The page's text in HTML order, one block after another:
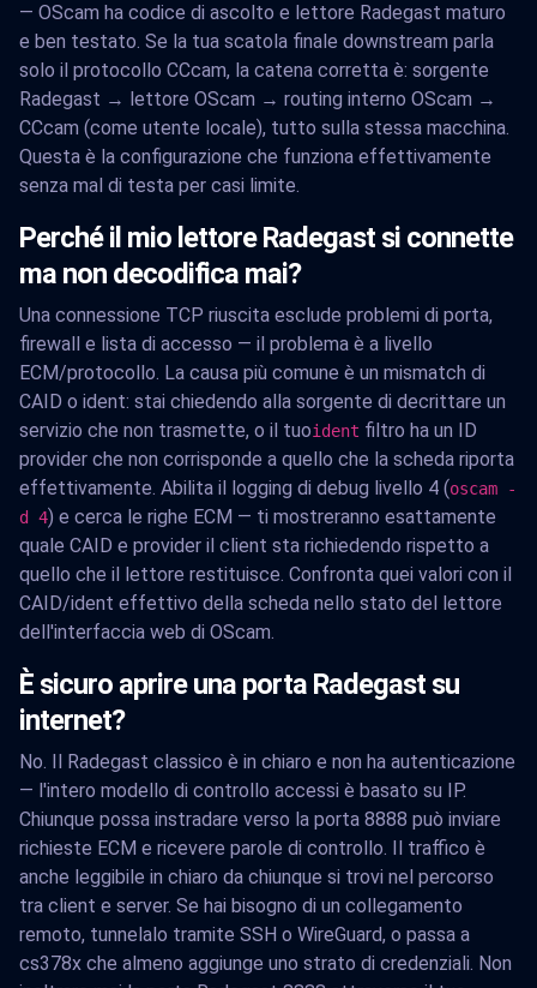
— OScam ha codice di ascolto e lettore Radegast maturo
e ben testato. Se la tua scatola finale downstream parla
solo il protocollo CCcam, la catena corretta è: sorgente
Radegast → lettore OScam → routing interno OScam →
CCcam (come utente locale), tutto sulla stessa macchina.
Questa è la configurazione che funziona effettivamente
senza mal di testa per casi limite.
Perché il mio lettore Radegast si connette
ma non decodifica mai?
Una connessione TCP riuscita esclude problemi di porta,
firewall e lista di accesso — il problema è a livello
ECM/protocollo. La causa più comune è un mismatch di
CAID o ident: stai chiedendo alla sorgente di decrittare un
servizio che non trasmette, o il tuoident filtro ha un ID
provider che non corrisponde a quello che la scheda riporta
effettivamente. Abilita il logging di debug livello 4 (oscam -
d 4) e cerca le righe ECM — ti mostreranno esattamente
quale CAID e provider il client sta richiedendo rispetto a
quello che il lettore restituisce. Confronta quei valori con il
CAID/ident effettivo della scheda nello stato del lettore
dell'interfaccia web di OScam.
È sicuro aprire una porta Radegast su
internet?
No. Il Radegast classico è in chiaro e non ha autenticazione
— l'intero modello di controllo accessi è basato su IP.
Chiunque possa instradare verso la porta 8888 può inviare
richieste ECM e ricevere parole di controllo. Il traffico è
anche leggibile in chiaro da chiunque si trovi nel percorso
tra client e server. Se hai bisogno di un collegamento
remoto, tunnelalo tramite SSH o WireGuard, o passa a
cs378x che almeno aggiunge uno strato di credenziali. Non